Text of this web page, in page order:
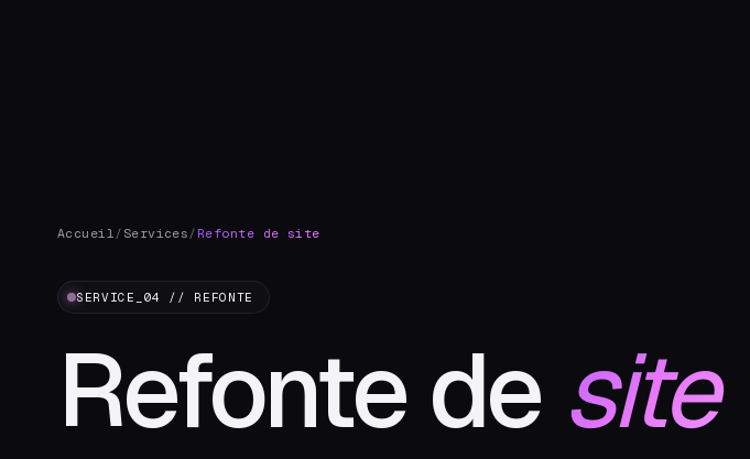
Accueil / Services / Refonte de site
SERVICE_04 // REFONTE
Refonte de site